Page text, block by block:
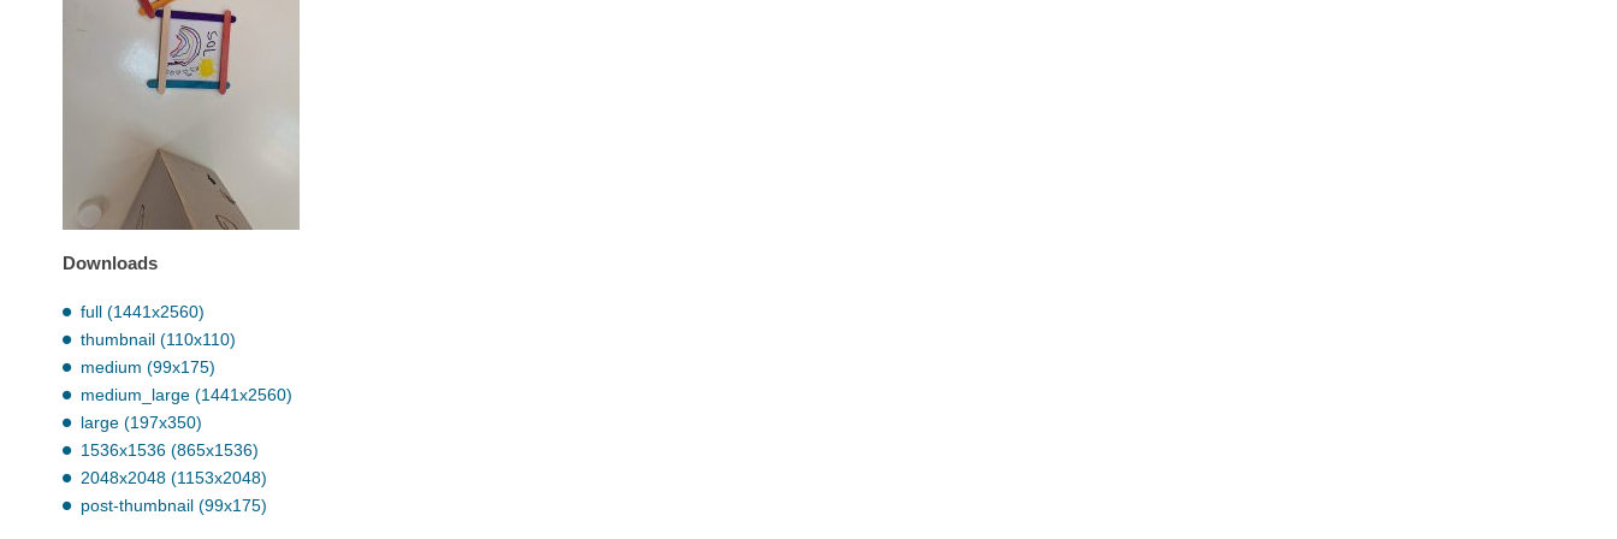
Downloads
full (1441x2560)
thumbnail (110x110)
medium (99x175)
medium_large (1441x2560)
large (197x350)
1536x1536 (865x1536)
2048x2048 (1153x2048)
post-thumbnail (99x175)